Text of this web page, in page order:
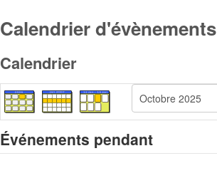
Calendrier d'évènements
Calendrier
Événements pendant